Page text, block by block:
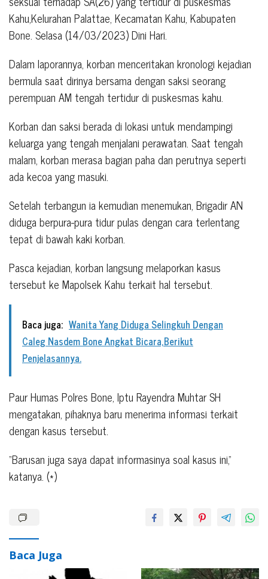
Kahu,Kelurahan Palattae, Kecamatan Kahu, Kabupaten
Bone. Selasa (14/03/2023) Dini Hari.
Dalam laporannya, korban menceritakan kronologi kejadian
bermula saat dirinya bersama dengan saksi seorang
perempuan AM tengah tertidur di puskesmas kahu.
Korban dan saksi berada di lokasi untuk mendampingi
keluarga yang tengah menjalani perawatan. Saat tengah
malam, korban merasa bagian paha dan perutnya seperti
ada kecoa yang masuki.
Setelah terbangun ia kemudian menemukan, Brigadir AN
diduga berpura-pura tidur pulas dengan cara terlentang
tepat di bawah kaki korban.
Pasca kejadian, korban langsung melaporkan kasus
tersebut ke Mapolsek Kahu terkait hal tersebut.
Baca juga: Wanita Yang Diduga Selingkuh Dengan
Caleg Nasdem Bone Angkat Bicara,Berikut
Penjelasannya.
Paur Humas Polres Bone, Iptu Rayendra Muhtar SH
mengatakan, pihaknya baru menerima informasi terkait
dengan kasus tersebut.
“Barusan juga saya dapat informasinya soal kasus ini,”
katanya. (*)
Baca Juga